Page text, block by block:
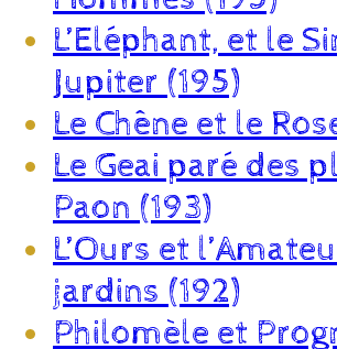
L’Eléphant, et le
Jupiter (195)
Le Chêne et le
Le Geai paré des
Paon (193)
L’Ours et
jardins (192)
Philomèle et